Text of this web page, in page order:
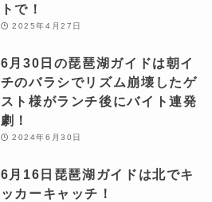
トで！
2025年4月27日
6月30日の琵琶湖ガイドは朝イ
チのバラシでリズム崩壊したゲ
スト様がランチ後にバイト連発
劇！
2024年6月30日
6月16日琵琶湖ガイドは北でキ
ッカーキャッチ！